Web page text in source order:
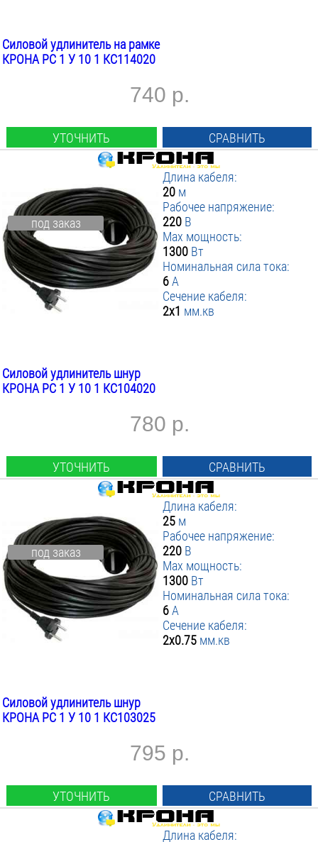
Силовой удлинитель на рамке
КРОНА РС 1 У 10 1 КС114020
740 р.
УТОЧНИТЬ СРАВНИТЬ
под заказ
Длина кабеля:
20 м
Рабочее напряжение:
220 В
Max мощность:
1300 Вт
Номинальная сила тока:
6А
Сечение кабеля:
2х1 мм.кв
Силовой удлинитель шнур
КРОНА РС 1 У 10 1 КС104020
780 р.
УТОЧНИТЬ СРАВНИТЬ
под заказ
Длина кабеля:
25 м
Рабочее напряжение:
220 В
Max мощность:
1300 Вт
Номинальная сила тока:
6А
Сечение кабеля:
2х0.75 мм.кв
Силовой удлинитель шнур
КРОНА РС 1 У 10 1 КС103025
795 р.
УТОЧНИТЬ СРАВНИТЬ
Длина кабеля: